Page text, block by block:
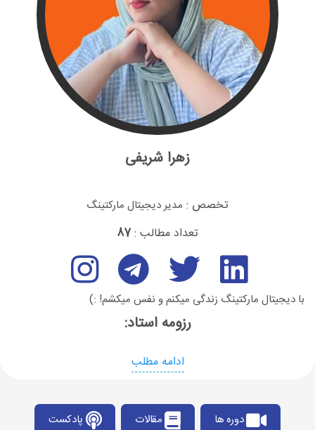
زهرا شریفی
تخصص : مدیر دیجیتال مارکتینگ
تعداد مطالب :87
با دیجیتال مارکتینگ زندگی میکنم و نفس میکشم! :)
رزومه استاد:
ادامه مطلب
دوره ها مقالات پادکست